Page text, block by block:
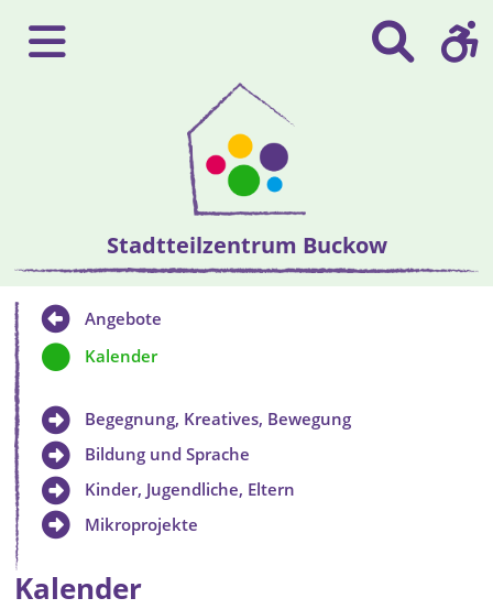
Stadtteilzentrum Buckow
Kalender
Angebote
Kalender
Begegnung, Kreatives, Bewegung
Bildung und Sprache
Kinder, Jugendliche, Eltern
Mikroprojekte